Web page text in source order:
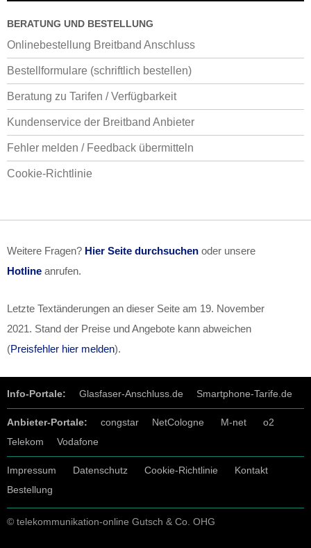
BERATUNG UND BESTELLUNG
Onlinebestellung Breitband Anschluss
Bestellformulare (schriftlich bestellen)
Beratung zu Tarifen / Verfügbarkeit
Kundenservice der Breitband Anbieter
Fehler melden / Feedback übermitteln
Cookie-Richtlinie
Weitere Fragen? Hier Seite durchsuchen oder unsere
Hotline anrufen.
Letzte Textänderungen an dieser Seite am 19. November
2021 . Stand der Preise und Angebote kann abweichen
(Preisfehler hier melden).
Info-Portale: Glasfaser-Anschluss.de Smartphone-Tarife.de
Anbieter-Portale: congstar NetCologne M-net
o2
Telekom
Vodafone
Impressum Datenschutz Cookie-Richtlinie
Kontakt
Bestellung
© telekommunikation-online Gutsch & Co. OHG